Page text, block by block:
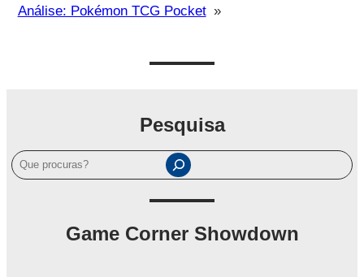
Análise: Pokémon TCG Pocket »
Pesquisa
P
e
Game Corner Showdown